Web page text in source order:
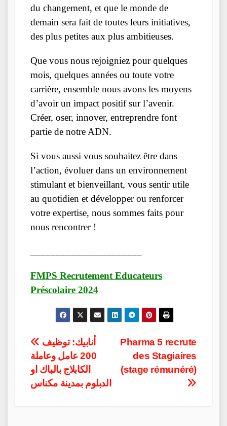
du changement, et que le monde de
demain sera fait de toutes leurs initiatives,
des plus petites aux plus ambitieuses.
Que vous nous rejoigniez pour quelques
mois, quelques années ou toute votre
carrière, ensemble nous avons les moyens
d’avoir un impact positif sur l’avenir.
Créer, oser, innover, entreprendre font
partie de notre ADN.
Si vous aussi vous souhaitez être dans
l’action, évoluer dans un environnement
stimulant et bienveillant, vous sentir utile
au quotidien et développer ou renforcer
votre expertise, nous sommes faits pour
nous rencontrer !
FMPS Recrutement Educateurs
Préscolaire 2024
Post
navigation
Pharma 5 recrute
des Stagiaires
(stage rémunéré)
200 عامل وعاملة
الكابلاج بالباك او
الدبلوم بمدينة مكناس